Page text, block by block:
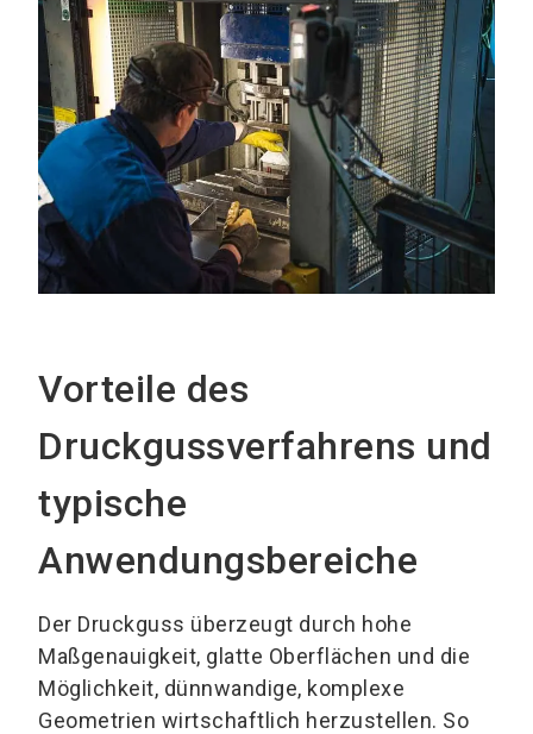
Vorteile des
Druckgussverfahrens und
typische
Anwendungsbereiche
Der Druckguss überzeugt durch hohe
Maßgenauigkeit, glatte Oberflächen und die
Möglichkeit, dünnwandige, komplexe
Geometrien wirtschaftlich herzustellen. So